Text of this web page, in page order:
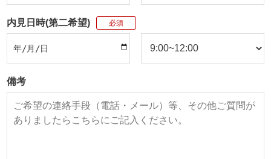
内見日時(第二希望) 必須
備考